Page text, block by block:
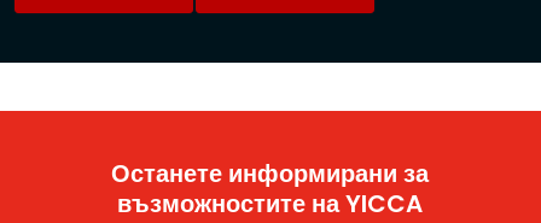
Останете информирани за
възможностите на YICCA